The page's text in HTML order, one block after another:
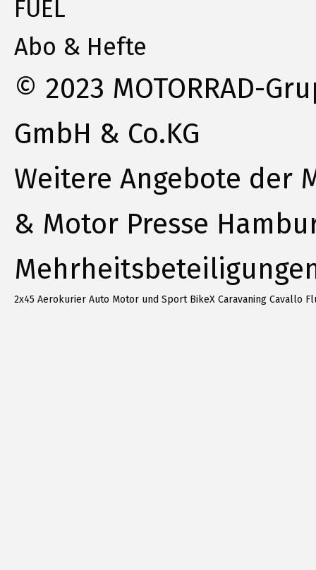
FUEL
Abo & Hefte
© 2023 MOTORRAD-
GmbH & Co.KG
Weitere Angebote der
& Motor Presse
2x45 Aerokurier Auto Motor und Sport BikeX Caravaning Cavallo